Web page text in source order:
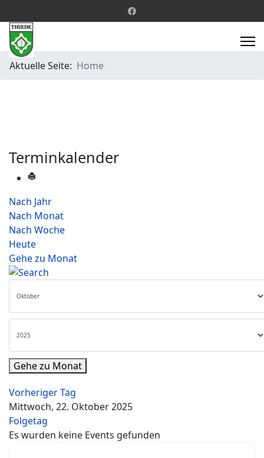
Aktuelle Seite: Home
Terminkalender
Nach Jahr
Nach Monat
Nach Woche
Heute
Gehe zu Monat
Gehe zu Monat
Vorheriger Tag
Mittwoch, 22. Oktober 2025
Folgetag
Es wurden keine Events gefunden